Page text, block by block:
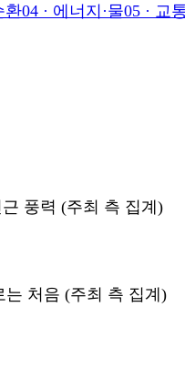
환04 · 에너지·물05 · 교
풍력 (주최 측 집계)
처음 (주최 측 집계)